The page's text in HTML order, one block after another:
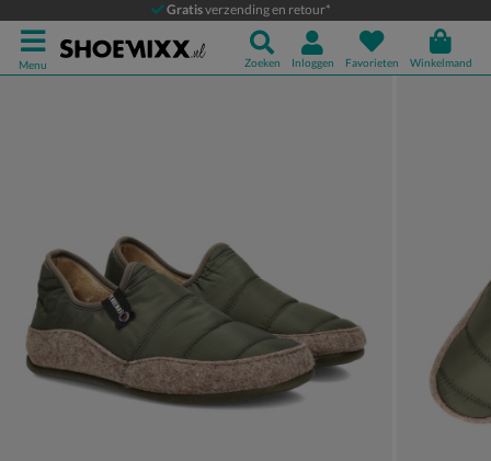
Gratisverzending en retour*
Menu Zoeken Inloggen Favorieten Winkelmand
Verbenas Ernest
Pantoffels